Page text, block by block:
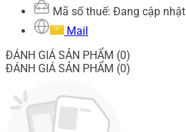
Mã số thuế: Đang cập nhật
Mail
ĐÁNH GIÁ SẢN PHẨM (0)
ĐÁNH GIÁ SẢN PHẨM (0)